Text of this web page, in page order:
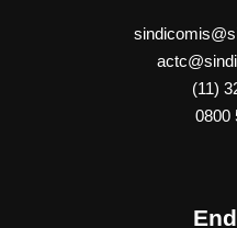
(11)
0800